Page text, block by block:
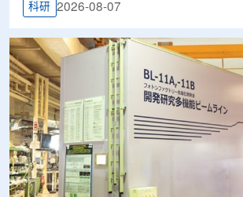
科研 2026-08-07